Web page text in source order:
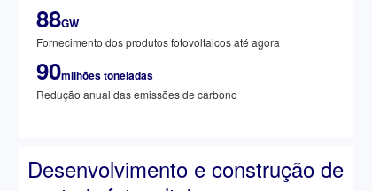
88GW
Fornecimento dos produtos fotovoltaicos até agora
90milhões toneladas
Redução anual das emissões de carbono
Desenvolvimento e construção de